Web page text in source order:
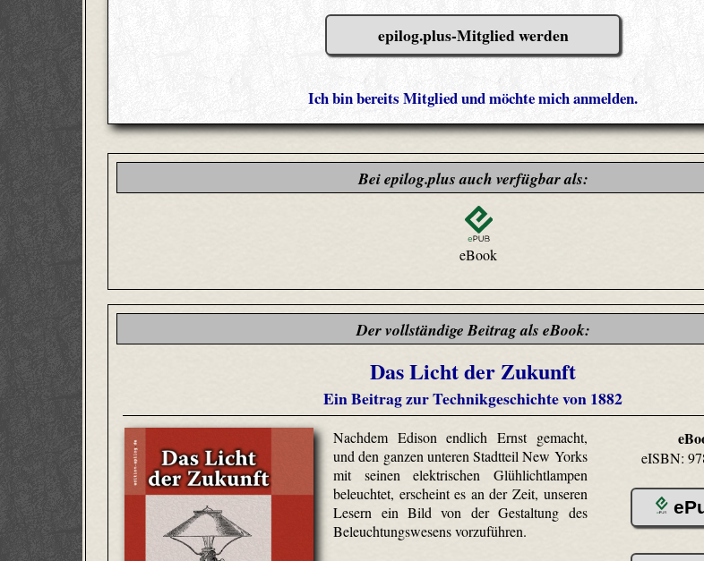
epilog.plus-Mitglied werden
Ich bin bereits Mitglied und möchte mich anmelden.
Bei epilog.plus auch verfügbar als:
eBook
Der vollständige Beitrag als eBook:
Das Licht der Zukunft
Ein Beitrag zur Technikgeschichte von 1882
Nachdem Edison endlich Ernst gemacht,
und den ganzen unteren Stadtteil New Yorks
mit seinen elektrischen Glühlichtlampen
beleuchtet, erscheint es an der Zeit, unseren
Lesern ein Bild von der Gestaltung des
Beleuchtungswesens vorzuführen.
eISBN: